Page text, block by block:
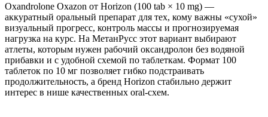
Oxandrolone Oxazon от Horizon (100 tab × 10 mg) —
аккуратный оральный препарат для тех, кому важны «сухой»
визуальный прогресс, контроль массы и прогнозируемая
нагрузка на курс. На МетанРусс этот вариант выбирают
атлеты, которым нужен рабочий оксандролон без водяной
прибавки и с удобной схемой по таблеткам. Формат 100
таблеток по 10 мг позволяет гибко подстраивать
продолжительность, а бренд Horizon стабильно держит
интерес в нише качественных oral-схем.